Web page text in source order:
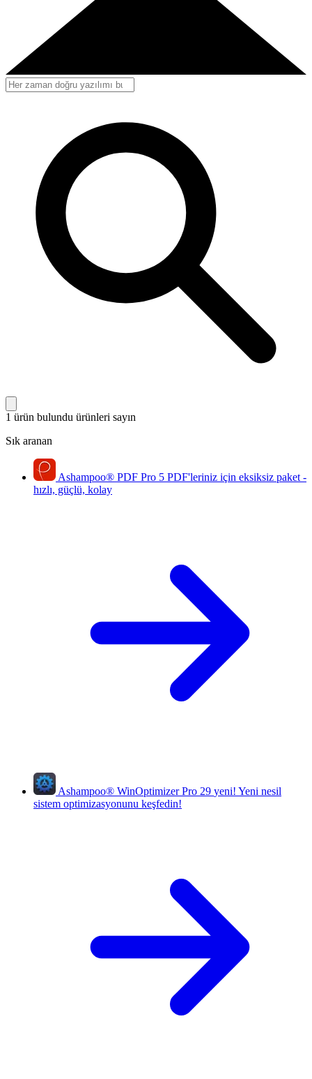
1 ürün bulundu ürünleri sayın
Sık aranan
Ashampoo® PDF Pro 5 PDF'leriniz için eksiksiz paket -
hızlı, güçlü, kolay
Ashampoo® WinOptimizer Pro 29 yeni! Yeni nesil
sistem optimizasyonunu keşfedin!